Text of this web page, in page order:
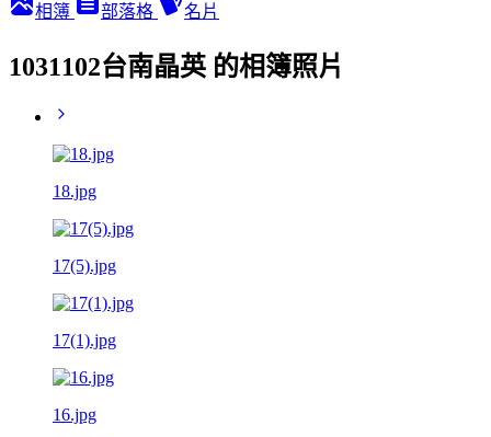
相簿 部落格 名片
1031102台南晶英 的相簿照片
18.jpg
17(5).jpg
17(1).jpg
16.jpg